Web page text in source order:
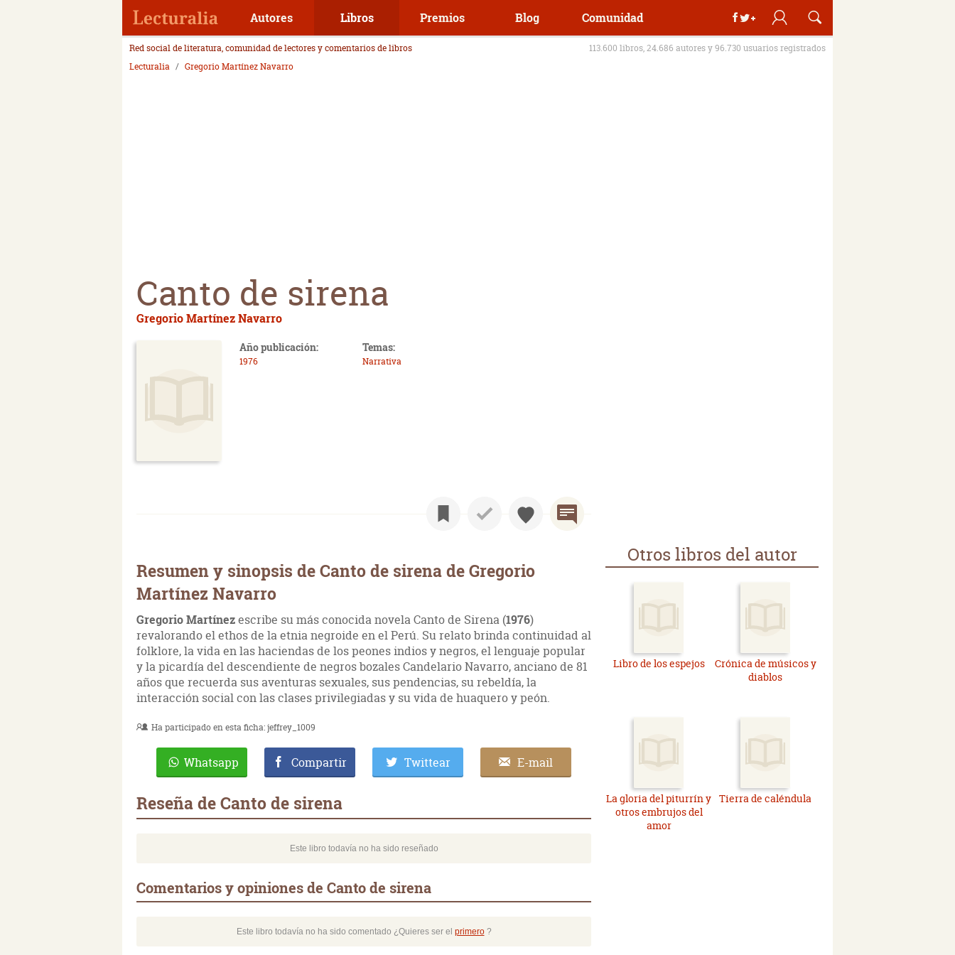
Autores Libros Premios Blog Comunidad
Red social de literatura, comunidad de lectores y comentarios de libros
113.600 libros, 24.686 autores y 96.730 usuarios registrados
Lecturalia
Gregorio Martínez Navarro
Canto de sirena
Gregorio Martínez Navarro
Año publicación:
1976
Temas:
Narrativa
Resumen y sinopsis de Canto de sirena de Gregorio
Martínez Navarro
Gregorio Martínezescribe su más conocida novela Canto de Sirena (1976)
revalorando el ethos de la etnia negroide en el Perú. Su relato brinda continuidad al
folklore, la vida en las haciendas de los peones indios y negros, el lenguaje popular
y la picardía del descendiente de negros bozales Candelario Navarro, anciano de 81
años que recuerda sus aventuras sexuales, sus pendencias, su rebeldía, la
interacción social con las clases privilegiadas y su vida de huaquero y peón.
Ha participado en esta ficha:jeffrey_1009
Whatsapp Compartir Twittear E-mail
Reseña de Canto de sirena
Este libro todavía no ha sido reseñado
Comentarios y opiniones de Canto de sirena
Este libro todavía no ha sido comentado ¿Quieres ser el primero?
Otros libros del autor
Libro de los espejos
Crónica de músicos y
diablos
La gloria del piturrín y
otros embrujos del
amor
Tierra de caléndula